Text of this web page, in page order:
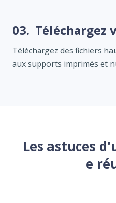
03. Téléchargez
Téléchargez des fichiers
aux supports imprimés et
Les astuces
e